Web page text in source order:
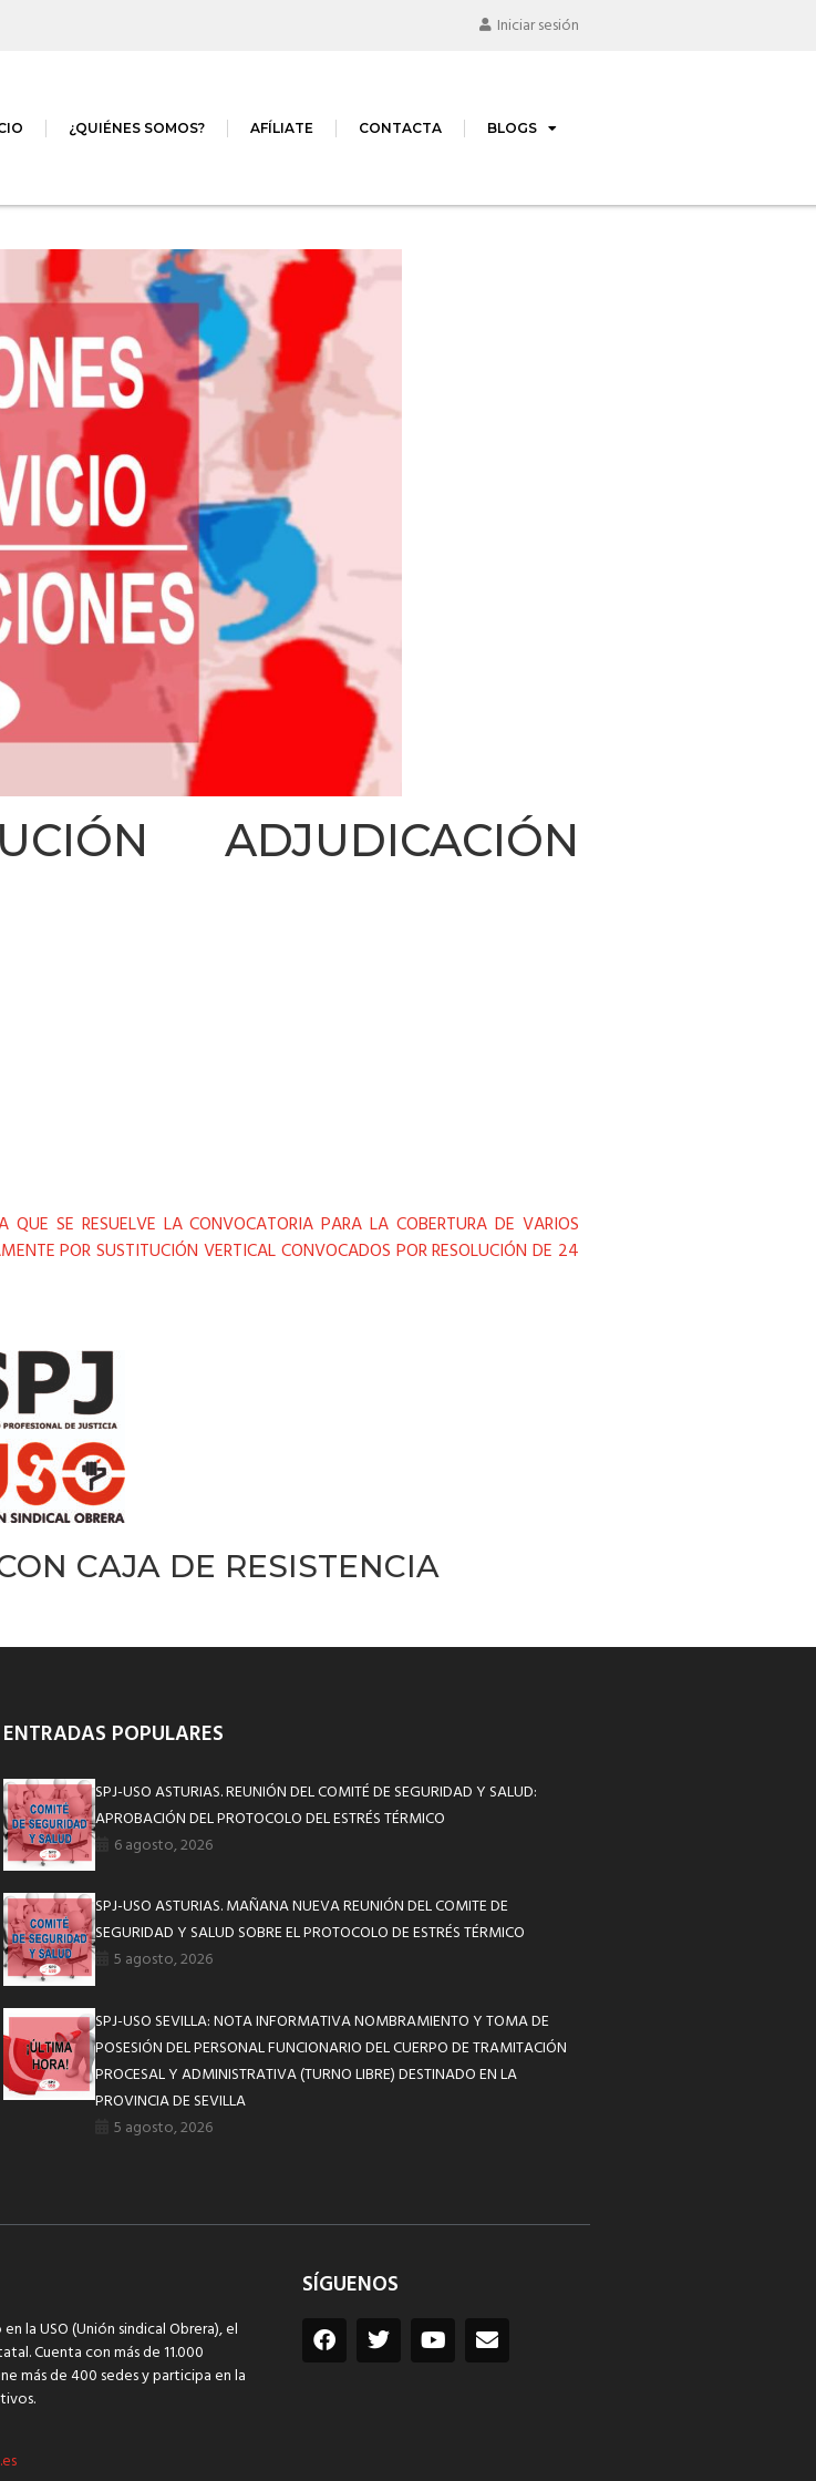
Iniciar sesión
¿QUIÉNES SOMOS? AFÍLIATE CONTACTA BLOGS
ADJUDICACIÓN
SE RESUELVE LA CONVOCATORIA PARA LA COBERTURA DE VARIOS
POR SUSTITUCIÓN VERTICAL CONVOCADOS POR RESOLUCIÓN DE 24
CAJA DE RESISTENCIA
ENTRADAS POPULARES
SPJ-USO ASTURIAS. REUNIÓN DEL COMITÉ DE SEGURIDAD Y SALUD:
APROBACIÓN DEL PROTOCOLO DEL ESTRÉS TÉRMICO
6 agosto, 2026
SPJ-USO ASTURIAS. MAÑANA NUEVA REUNIÓN DEL COMITE DE
SEGURIDAD Y SALUD SOBRE EL PROTOCOLO DE ESTRÉS TÉRMICO
5 agosto, 2026
SPJ-USO SEVILLA: NOTA INFORMATIVA NOMBRAMIENTO Y TOMA DE
POSESIÓN DEL PERSONAL FUNCIONARIO DEL CUERPO DE TRAMITACIÓN
PROCESAL Y ADMINISTRATIVA (TURNO LIBRE) DESTINADO EN LA
PROVINCIA DE SEVILLA
5 agosto, 2026
la USO (Unión sindical Obrera), el
Cuenta con más de 11.000
más de 400 sedes y participa en la
SÍGUENOS